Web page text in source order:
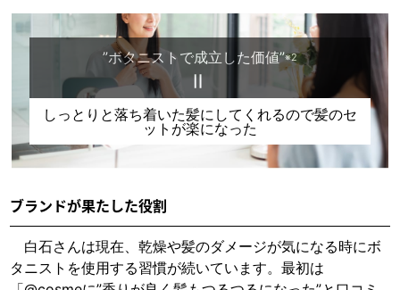
”ボタニストで成立した価値”※2
＝
しっとりと落ち着いた髪にしてくれるので髪のセ
ットが楽になった
ブランドが果たした役割
白石さんは現在、乾燥や髪のダメージが気になる時にボ
タニストを使用する習慣が続いています。最初は